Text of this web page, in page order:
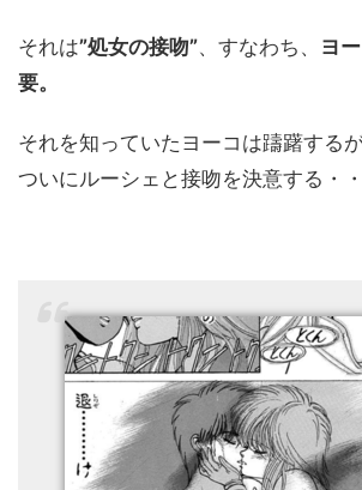
それは”処女の接吻”、すなわち、 ヨ
要。
それを知っていたヨーコは躊躇する
ついにルーシェと接吻を決意する・・